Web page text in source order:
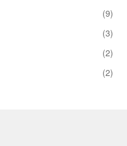
(9)
(3)
(2)
(2)